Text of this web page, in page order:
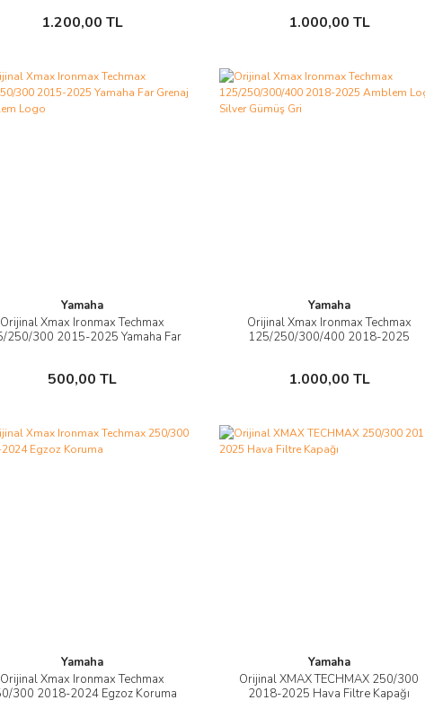
1.200,00 TL
Sepete Ekle 1.000,00 TL
Sepete Ekle
Yamaha
Orijinal Xmax Ironmax Techmax
250/300 2015-2025 Yamaha Far
500,00 TL
İncele
Sepete Ekle
Yamaha
Orijinal Xmax Ironmax Techmax
125/250/300/400 2018-2025
1.000,00 TL
İncele
Sepete Ekle
Yamaha
Orijinal Xmax Ironmax Techmax
300 2018-2024 Egzoz Koruma
İncele
Yamaha
Orijinal XMAX TECHMAX 250/300
2018-2025 Hava Filtre Kapağı
İncele